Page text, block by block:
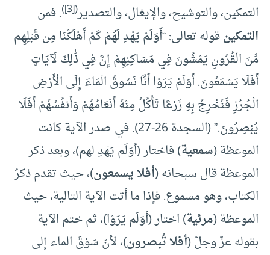
التمكين، والتوشيح، والإيغال، والتصدير(
[3]
). فمن
التمكينقوله تعالى: “أَوَلَمْ يَهْدِ لَهُمْ كَمْ أَهْلَكْنَا مِن قَبْلِهِم
مِّنَ الْقُرُونِ يَمْشُونَ فِي مَسَاكِنِهِمْ إِنَّ فِي ذَٰلِكَ لَآيَاتٍ
أَفَلَا يَسْمَعُونَ. أَوَلَمْ يَرَوْا أَنَّا نَسُوقُ الْمَاءَ إِلَى الْأَرْضِ
الْجُرُزِ فَنُخْرِجُ بِهِ زَرْعًا تَأْكُلُ مِنْهُ أَنْعَامُهُمْ وَأَنفُسُهُمْ أَفَلَا
يُبْصِرُونَ.” (السجدة 26-27). في صدر الآية كانت
الموعظة (سمعية) فاختار (أوَلَم يَهْدِ لهم)، وبعد ذكر
الموعظة قال سبحانه (أفلا يسمعون)، حيث تقدم ذكرُ
الكتاب، وهو مسموع. فإذا ما أتت الآية التالية، حيث
الموعظة (مرئية) اختار (أوَلَم يَرَوْا)، ثم ختم الآية
بقوله عزّ وجلّ (أفلا تُبصرون)، لأنّ سَوْقَ الماء إلى